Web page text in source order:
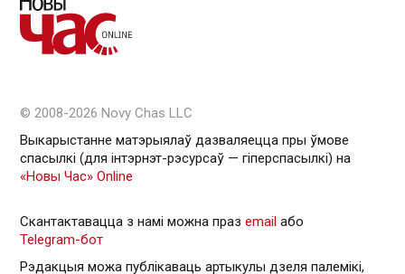
© 2008-2026 Novy Chas LLC
Выкарыстанне матэрыялаў дазваляецца пры ўмове
спасылкі (для інтэрнэт-рэсурсаў — гiперспасылкi) на
«Новы Час» Online
Скантактавацца з намі можна праз email або
Telegram-бот
Рэдакцыя можа публікаваць артыкулы дзеля палемікі,